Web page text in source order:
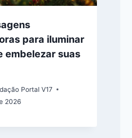
para iluminar
embelezar suas
Portal V17
2026